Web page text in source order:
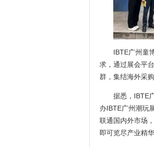
IBTE广州童
求，通过展会平
群，集结海外采
据悉，IBTE
办IBTE广州潮玩
联通国内外市场
即可览尽产业精华